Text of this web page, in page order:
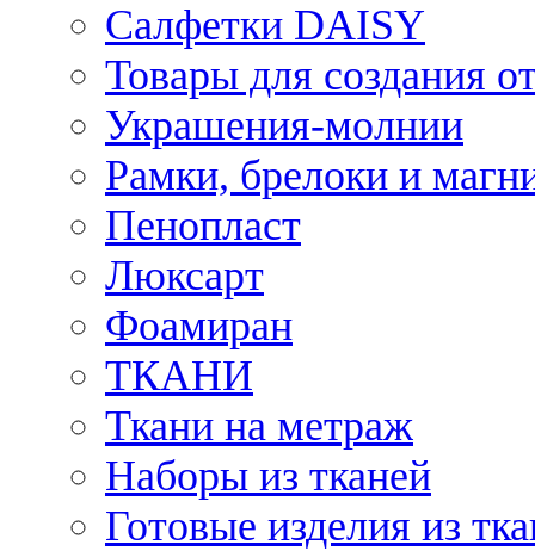
Салфетки DAISY
Товары для создания
Украшения-молнии
Рамки, брелоки и
Пенопласт
Люксарт
Фоамиран
ТКАНИ
Ткани на метраж
Наборы из тканей
Готовые изделия из